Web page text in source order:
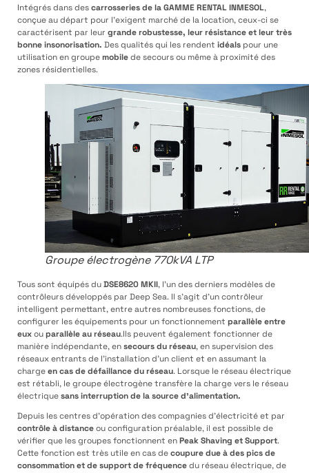
Intégrés dans descarrosseries de laGAMME RENTAL INMESOL,
conçue au départ pour l’exigent marché de la location, ceux-ci se
caractérisent par leur grande robustesse, leur résistance et leur très
bonne insonorisation. Des qualités qui les rendent idéals pour une
utilisation en groupemobilede secours ou même à proximité des
zones résidentielles.
Groupe électrogène 770kVA LTP
Tous sont équipés duDSE8620 MKII, l’un des derniers modèles de
contrôleurs développés par Deep Sea. Il s’agit d’un contrôleur
intelligent permettant, entre autres nombreuses fonctions, de
configurer les équipements pour un fonctionnement parallèle entre
euxouparallèle au réseau.Ils peuvent également fonctionner de
manière indépendante, ensecours du réseau, en supervision des
réseaux entrants de l’installation d’un client et en assumant la
chargeen cas de défaillance du réseau. Lorsque le réseau électrique
est rétabli, le groupe électrogène transfère la charge vers le réseau
électriquesans interruption de la source d’alimentation.
Depuis les centres d’opération des compagnies d’électricité et par
contrôle à distanceou configuration préalable, il est possible de
vérifier que les groupes fonctionnent enPeak Shaving et Support.
Cette fonction est très utile en cas decoupure due à des pics de
consommation et de support de fréquencedu réseau électrique, de